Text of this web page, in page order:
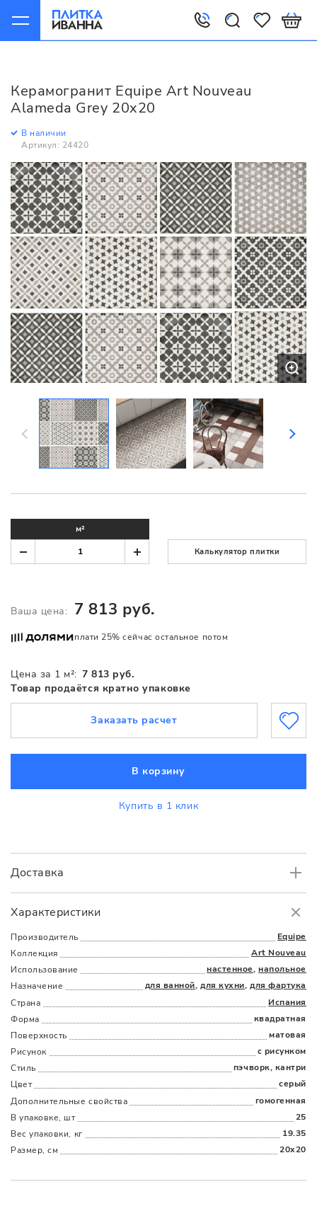
Керамогранит Equipe Art Nouveau
Alameda Grey 20x20
В наличии
Артикул: 24420
Характеристики
Производитель
Equipe
Коллекция
Art Nouveau
Использование
настенное,напольное
Назначение
для ванной,для кухни,для фартука
Страна
Испания
Форма
квадратная
Поверхность
матовая
Рисунок
с рисунком
Стиль
пэчворк, кантри
Цвет
серый
Дополнительные cвойства
гомогенная
В упаковке, шт
25
Вес упаковки, кг
19.35
Размер, см
20x20
Доставка
Доставка
НаличымиКартойПо счетуДолями
Цена за 1 м²: 7 813 руб.
Товар продаётся кратно упаковке
м²
Калькулятор плитки
Ваша цена: 7 813 руб.
плати 25% сейчас остальное потом
В корзину
Купить в 1 клик
Заказать расчет